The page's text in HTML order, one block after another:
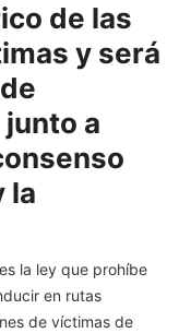
de las
y será
a
la
la ley que prohíbe
en rutas
de víctimas de